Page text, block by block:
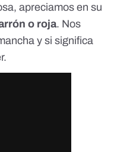
apreciamos en su
o roja. Nos
y si significa